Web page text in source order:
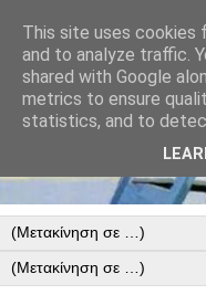
This site uses cookies
and to analyze traffic.
shared with Google
metrics to ensure
statistics, and to